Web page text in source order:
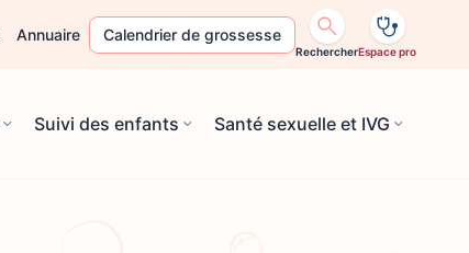
Annuaire Calendrier de grossesse
RechercherEspace pro
Suivi des enfants Santé sexuelle et IVG